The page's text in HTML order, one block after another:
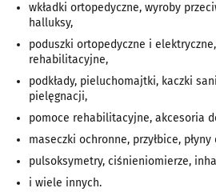
wkładki ortopedyczne, wyroby
halluksy,
poduszki ortopedyczne i
rehabilitacyjne,
podkłady, pieluchomajtki, kaczki
pielęgnacji,
pomoce rehabilitacyjne, akcesoria
maseczki ochronne, przyłbice,
pulsoksymetry, ciśnieniomierze,
i wiele innych.